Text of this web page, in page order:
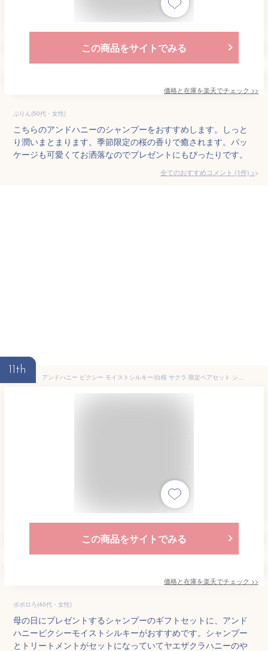
この商品をサイトでみる
価格と在庫を楽天でチェック >>
ぷりん(50代・女性)
こちらのアンドハニーのシャンプーをおすすめします。しっと
り潤いまとまります。季節限定の桜の香りで癒されます。パッ
ケージも可愛くてお洒落なのでプレゼントにもぴったりです。
全てのおすすめコメント (1件) >
11th
アンドハニー ピクシー モイストシルキー/白桜 サクラ 限定ペアセット シャンプー 440mL / トリートメント 445g / 4step トラベルキット ヤエザクラハニーの香り 〈2024 Limited〉
この商品をサイトでみる
価格と在庫を楽天でチェック >>
ポポロろ(40代・女性)
母の日にプレゼントするシャンプーのギフトセットに、アンド
ハニーピクシーモイストシルキーがおすすめです。シャンプー
とトリートメントがセットになっていてヤエザクラハニーのや